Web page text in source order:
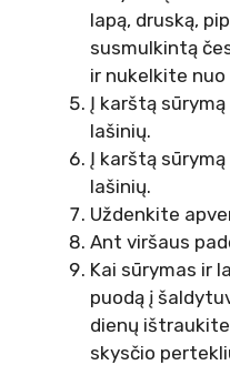
lapą, druską,
susmulkintą
ir nukelkite nuo
Į karštą
lašinių.
Į karštą
lašinių.
Uždenkite
Ant viršaus
Kai sūrymas ir
puodą į
dienų
skysčio